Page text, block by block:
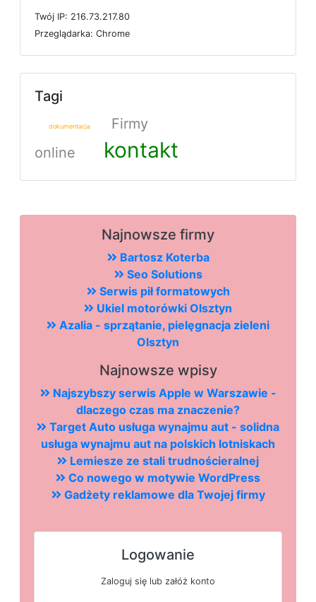
Twój IP: 216.73.217.80
Przeglądarka: Chrome
Tagi
dokumentacja
Firmy
online
kontakt
Najnowsze firmy
Bartosz Koterba
Seo Solutions
Serwis pił formatowych
Ukiel motorówki Olsztyn
Azalia - sprzątanie, pielęgnacja zieleni
Olsztyn
Najnowsze wpisy
Najszybszy serwis Apple w Warszawie -
dlaczego czas ma znaczenie?
Target Auto usługa wynajmu aut - solidna
usługa wynajmu aut na polskich lotniskach
Lemiesze ze stali trudnościeralnej
Co nowego w motywie WordPress
Gadżety reklamowe dla Twojej firmy
Logowanie
Zaloguj się lub załóż konto